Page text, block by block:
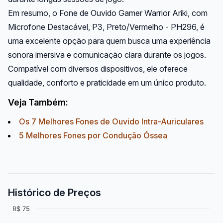
Em resumo, o Fone de Ouvido Gamer Warrior Ariki, com
Microfone Destacável, P3, Preto/Vermelho - PH296, é
uma excelente opção para quem busca uma experiência
sonora imersiva e comunicação clara durante os jogos.
Compatível com diversos dispositivos, ele oferece
qualidade, conforto e praticidade em um único produto.
Veja Também:
Os 7 Melhores Fones de Ouvido Intra-Auriculares
5 Melhores Fones por Condução Óssea
Histórico de Preços
R$ 75